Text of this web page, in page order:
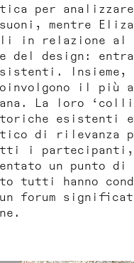
per
mentre
in relazione al
design:
il più
La loro
esistenti
di rilevanza
i partecipanti,
un punto di
tutti hanno
un forum